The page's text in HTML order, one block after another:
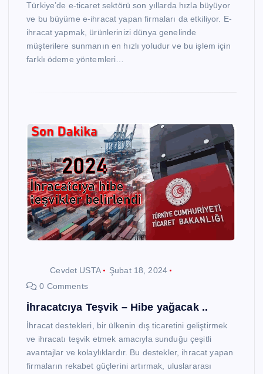
Türkiye’de e-ticaret sektörü son yıllarda hızla büyüyor
ve bu büyüme e-ihracat yapan firmaları da etkiliyor. E-
ihracat yapmak, ürünlerinizi dünya genelinde
müşterilere sunmanın en hızlı yoludur ve bu işlem için
farklı ödeme yöntemleri…
Cevdet USTA
Şubat 18, 2024
0 Comments
İhracatcıya Teşvik – Hibe yağacak ..
İhracat destekleri, bir ülkenin dış ticaretini geliştirmek
ve ihracatı teşvik etmek amacıyla sunduğu çeşitli
avantajlar ve kolaylıklardır. Bu destekler, ihracat yapan
firmaların rekabet güçlerini artırmak, uluslararası